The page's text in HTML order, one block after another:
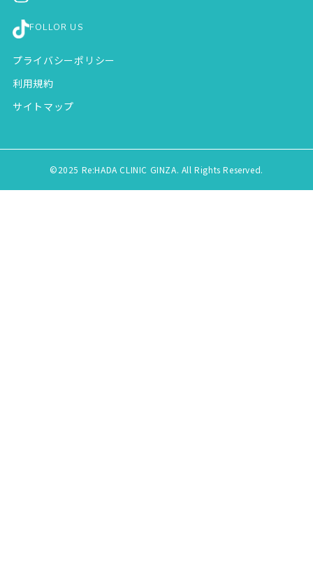
FOLLOR US
プライバシーポリシー
利用規約
サイトマップ
©2025 Re:HADA CLINIC GINZA. All Rights Reserved.